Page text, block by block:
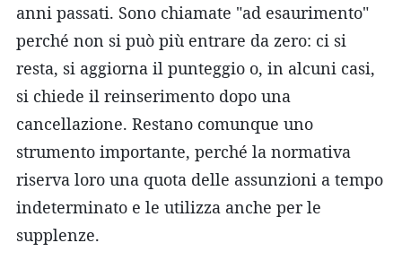
anni passati. Sono chiamate "ad esaurimento"
perché non si può più entrare da zero: ci si
resta, si aggiorna il punteggio o, in alcuni casi,
si chiede il reinserimento dopo una
cancellazione. Restano comunque uno
strumento importante, perché la normativa
riserva loro una quota delle assunzioni a tempo
indeterminato e le utilizza anche per le
supplenze.